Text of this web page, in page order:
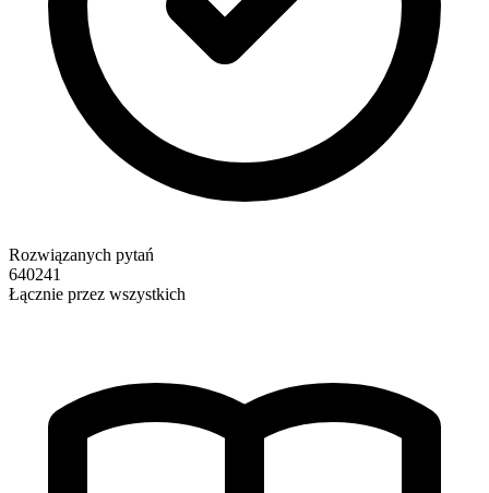
Rozwiązanych pytań
640241
Łącznie przez wszystkich